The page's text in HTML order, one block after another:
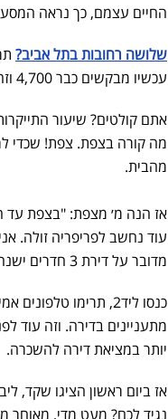
החיים עצמם, כך נראה
שלושה רחובות בתל אביב?
עכשיו מבקשים כבר 4,700 וזה אפילו לא נעצר שם. בחוזה דורשים סעיפי התייקרות, השכירות רק עולה ועולה״.
מה קורה בצפת. צפת! שכדי
מהבית.
‏מדובר על דירת 3 חדרים ישנה".
כנסו ליד2, תרימו
מתעניינים בדירה. וזה עוד
יותר במציאת דירה להשכרה.
אז ביום ראשון הציגו שקד,
נגיד לכם? מעט מדי, מאוחר